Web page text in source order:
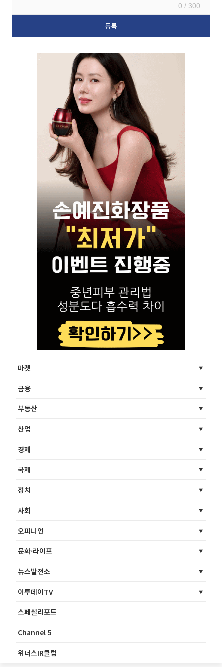
0 / 300
마켓
금융
부동산
산업
경제
국제
정치
사회
오피니언
문화·라이프
뉴스발전소
이투데이TV
스페셜리포트
Channel 5
위너스IR클럽